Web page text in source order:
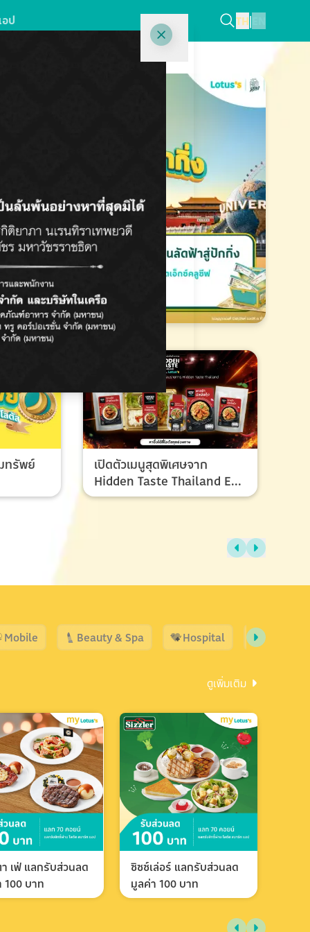
ป TH|
ทรัพย์
เปิดตัวเมนูสุดพิเศษจาก
Hidden Taste Thailand EP
8 เมนูของผู้ชนะและรองชนะ
กร
Mobile Beauty & Spa Hospital Shopping
ดูเพิ่มเติม
เฟ่ แลกรับส่วนลด
100 บาท
ซิซซ์เล่อร์ แลกรับส่วนลด
มูลค่า 100 บาท